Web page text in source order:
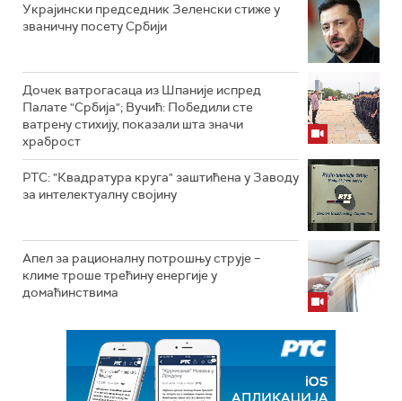
Украјински председник Зеленски стиже у
званичну посету Србији
Дочек ватрогасаца из Шпаније испред
Палате "Србија"; Вучић: Победили сте
ватрену стихију, показали шта значи
храброст
РТС: "Квадратура круга" заштићена у Заводу
за интелектуалну својину
Апел за рационалну потрошњу струје –
климе троше трећину енергије у
домаћинствима